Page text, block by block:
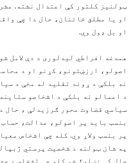
ټولنيز کلتور کې اعتدال نشته.
او یا مطلق خائنان، حال دا چې
او بل ډول وي.
همدغه افراطي لیدلوری د دې لامل
اصولو، ارزښتونو، کړنو او د
نه بلکې د ړوند تقليد له مخې د
د اعمالو نه بلکې د اشخاصو
سیاسي قضاوت محور ګرزيدلې ، حال
بنسټ باید پر اصولو، عدالت،
پر بنسټ ولاړ وي. کله چې اشخاص
په شان ټولنه د شخصیت پرستي
جال کې نښلي؛ خو کله چې اشخاص د